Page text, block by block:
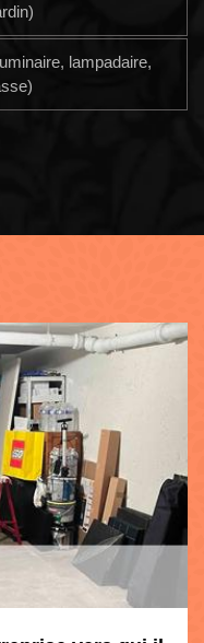
lampadaire,